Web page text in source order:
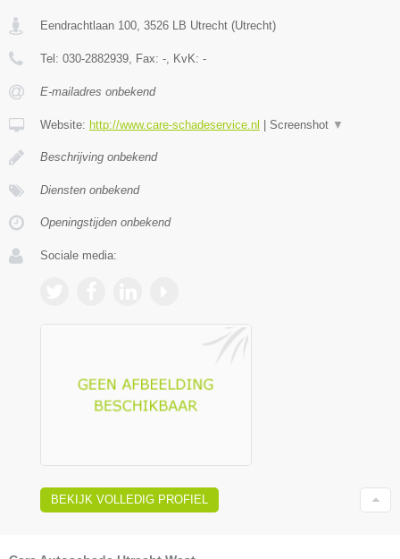
Eendrachtlaan 100 3526 LB Utrecht (Utrecht)
Tel: 030-2882939 , Fax: - , KvK: -
E-mailadres onbekend
Website: http://www.care-schadeservice.nl Screenshot ▼
Beschrijving onbekend
Diensten onbekend
Openingstijden onbekend
Sociale media:
BEKIJK VOLLEDIG PROFIEL